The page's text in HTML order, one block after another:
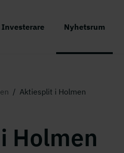
Investerare Nyhetsrum
/ Aktiesplit i Holmen
Holmen